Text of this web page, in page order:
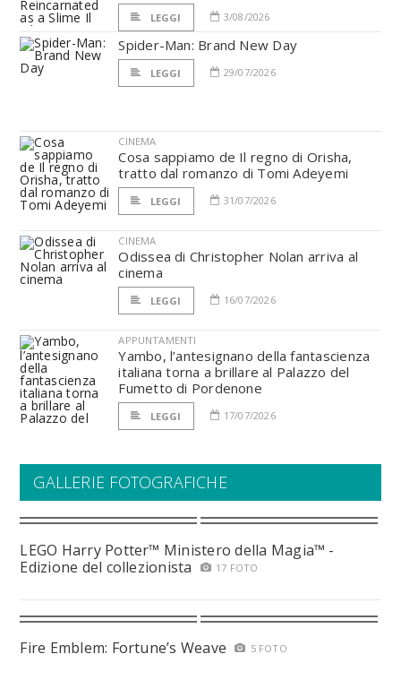
LEGGI 3/08/2026
Spider-Man: Brand New Day
LEGGI 29/07/2026
CINEMA
Cosa sappiamo de Il regno di Orisha,
tratto dal romanzo di Tomi Adeyemi
LEGGI 31/07/2026
CINEMA
Odissea di Christopher Nolan arriva al
cinema
LEGGI 16/07/2026
APPUNTAMENTI
Yambo, l’antesignano della fantascienza
italiana torna a brillare al Palazzo del
Fumetto di Pordenone
LEGGI 17/07/2026
GALLERIE FOTOGRAFICHE
LEGO Harry Potter™ Ministero della Magia™ -
Edizione del collezionista
17 FOTO
Fire Emblem: Fortune’s Weave 5 FOTO